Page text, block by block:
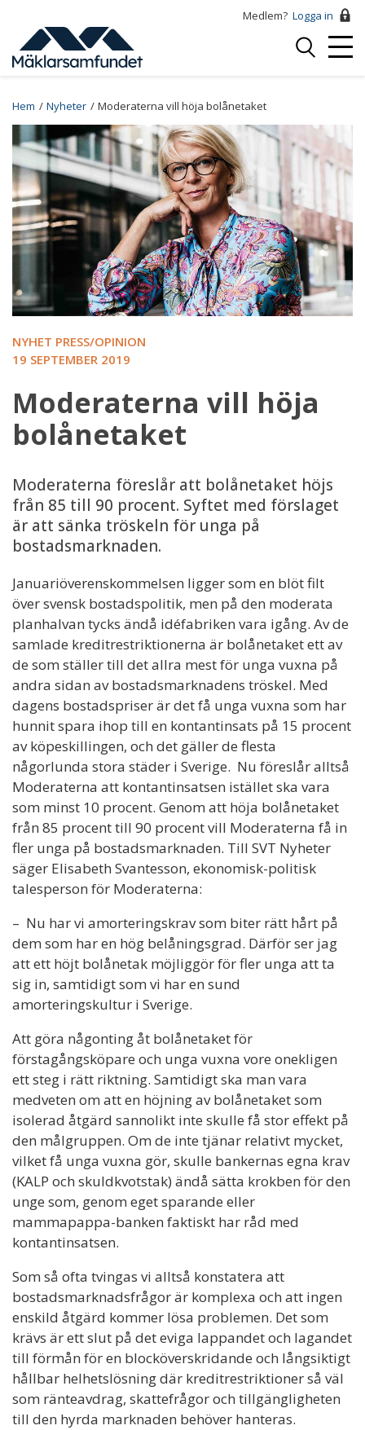
huvudinnehåll
Medlem? Logga in
Logga
Breadcrumb
Hem Nyheter Moderaterna vill höja bolånetaket
NYHET PRESS/OPINION
19 SEPTEMBER 2019
Moderaterna vill höja
bolånetaket
Moderaterna föreslår att bolånetaket höjs
från 85 till 90 procent. Syftet med förslaget
är att sänka tröskeln för unga på
bostadsmarknaden.
Januariöverenskommelsen ligger som en blöt filt
över svensk bostadspolitik, men på den moderata
planhalvan tycks ändå idéfabriken vara igång. Av de
samlade kreditrestriktionerna är bolånetaket ett av
de som ställer till det allra mest för unga vuxna på
andra sidan av bostadsmarknadens tröskel. Med
dagens bostadspriser är det få unga vuxna som har
hunnit spara ihop till en kontantinsats på 15 procent
av köpeskillingen, och det gäller de flesta
någorlunda stora städer i Sverige. Nu föreslår alltså
Moderaterna att kontantinsatsen istället ska vara
som minst 10 procent. Genom att höja bolånetaket
från 85 procent till 90 procent vill Moderaterna få in
fler unga på bostadsmarknaden. Till SVT Nyheter
säger Elisabeth Svantesson, ekonomisk-politisk
talesperson för Moderaterna:
– Nu har vi amorteringskrav som biter rätt hårt på
dem som har en hög belåningsgrad. Därför ser jag
att ett höjt bolånetak möjliggör för fler unga att ta
sig in, samtidigt som vi har en sund
amorteringskultur i Sverige.
Att göra någonting åt bolånetaket för
förstagångsköpare och unga vuxna vore onekligen
ett steg i rätt riktning. Samtidigt ska man vara
medveten om att en höjning av bolånetaket som
isolerad åtgärd sannolikt inte skulle få stor effekt på
den målgruppen. Om de inte tjänar relativt mycket,
vilket få unga vuxna gör, skulle bankernas egna krav
(KALP och skuldkvotstak) ändå sätta krokben för den
unge som, genom eget sparande eller
mammapappa-banken faktiskt har råd med
kontantinsatsen.
Som så ofta tvingas vi alltså konstatera att
bostadsmarknadsfrågor är komplexa och att ingen
enskild åtgärd kommer lösa problemen. Det som
krävs är ett slut på det eviga lappandet och lagandet
till förmån för en blocköverskridande och långsiktigt
hållbar helhetslösning där kreditrestriktioner så väl
som ränteavdrag, skattefrågor och tillgängligheten
till den hyrda marknaden behöver hanteras.